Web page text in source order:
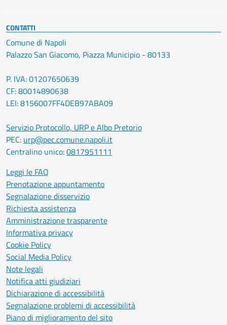
CONTATTI
Comune di Napoli
Palazzo San Giacomo, Piazza Municipio - 80133
P. IVA: 01207650639
CF: 80014890638
LEI: 8156007FF4DEB97ABA09
Servizio Protocollo, URP e Albo Pretorio
PEC: urp@pec.comune.napoli.it
Centralino unico:0817951111
Leggi le FAQ
Prenotazione appuntamento
Segnalazione disservizio
Richiesta assistenza
Amministrazione trasparente
Informativa privacy
Cookie Policy
Social Media Policy
Note legali
Notifica atti giudiziari
Dichiarazione di accessibilità
Segnalazione problemi di accessibilità
Piano di miglioramento del sito